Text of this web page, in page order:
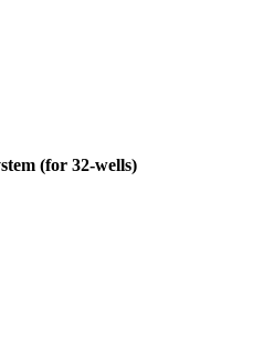
(for 32-wells)